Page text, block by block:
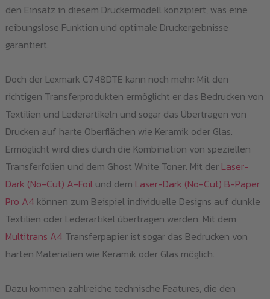
den Einsatz in diesem Druckermodell konzipiert, was eine
reibungslose Funktion und optimale Druckergebnisse
garantiert.
Doch der Lexmark C748DTE kann noch mehr: Mit den
richtigen Transferprodukten ermöglicht er das Bedrucken von
Textilien und Lederartikeln und sogar das Übertragen von
Drucken auf harte Oberflächen wie Keramik oder Glas.
Ermöglicht wird dies durch die Kombination von speziellen
Transferfolien und dem Ghost White Toner. Mit der Laser-
Dark (No-Cut) A-Foilund dem Laser-Dark (No-Cut) B-Paper
Pro A4 können zum Beispiel individuelle Designs auf dunkle
Textilien oder Lederartikel übertragen werden. Mit dem
Multitrans A4 Transferpapier ist sogar das Bedrucken von
harten Materialien wie Keramik oder Glas möglich.
Dazu kommen zahlreiche technische Features, die den